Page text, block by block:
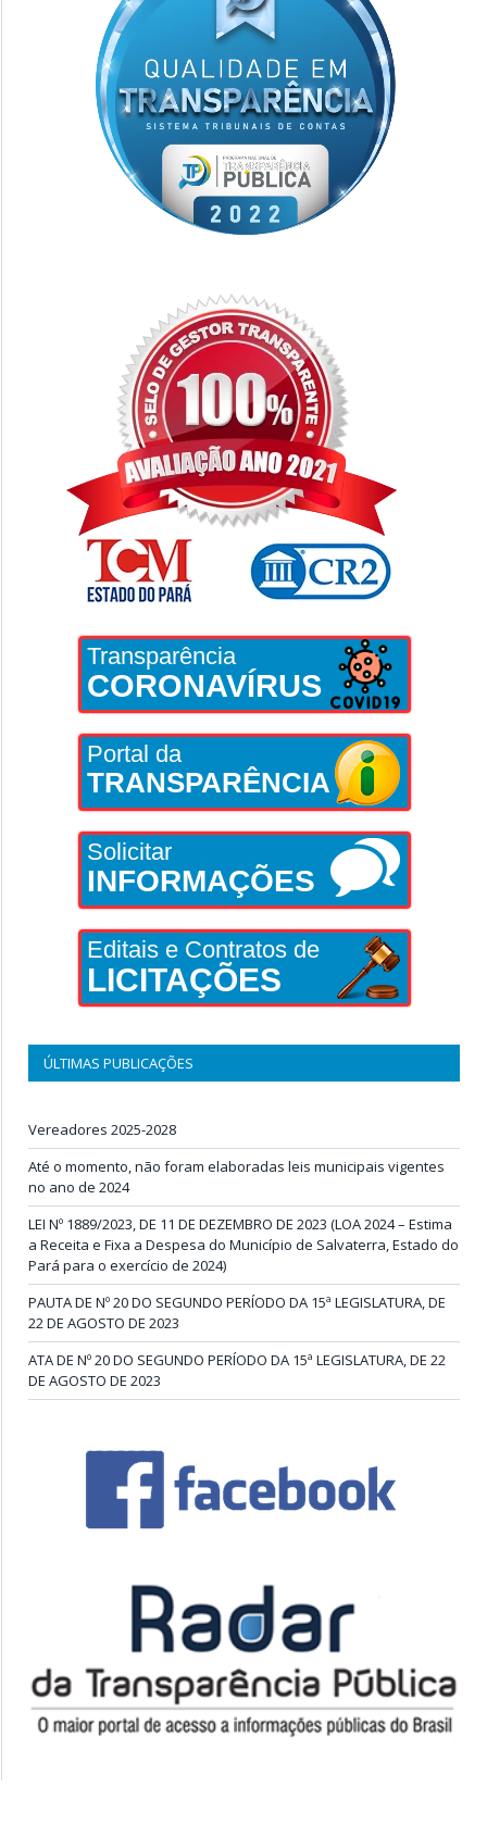
Transparência
CORONAVÍRUS
Portal da
TRANSPARÊNCIA
Solicitar
INFORMAÇÕES
Editais e Contratos de
LICITAÇÕES
ÚLTIMAS PUBLICAÇÕES
Vereadores 2025-2028
Até o momento, não foram elaboradas leis municipais vigentes
no ano de 2024
LEI Nº 1889/2023, DE 11 DE DEZEMBRO DE 2023 (LOA 2024 – Estima
a Receita e Fixa a Despesa do Município de Salvaterra, Estado do
Pará para o exercício de 2024)
PAUTA DE Nº 20 DO SEGUNDO PERÍODO DA 15ª LEGISLATURA, DE
22 DE AGOSTO DE 2023
ATA DE Nº 20 DO SEGUNDO PERÍODO DA 15ª LEGISLATURA, DE 22
DE AGOSTO DE 2023